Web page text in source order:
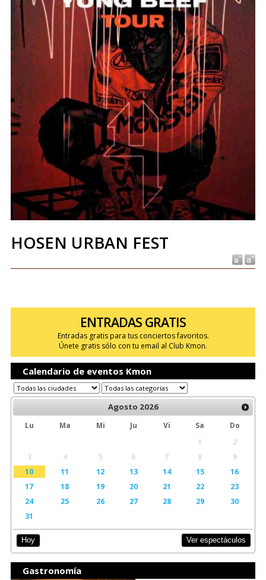
HOSEN URBAN FEST
ENTRADAS GRATIS
Entradas gratis para tus conciertos favoritos.
Únete gratis sólo con tu email al Club Kmon.
Calendario de eventos Kmon
Agosto 2026
Lu Ma Mi Ju Vi Sa
Do
1
2
3
4 5 6 7 8
9
10
11 12 13 14 15
16
17
18 19 20 21 22
23
24
25 26 27 28 29
30
31
Hoy Ver espectáculos
Gastronomía